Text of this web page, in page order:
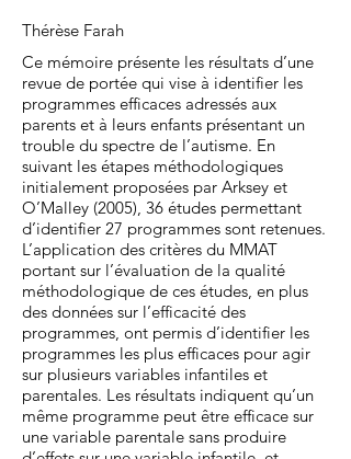
Thérèse Farah
Ce mémoire présente les résultats d’une
revue de portée qui vise à identifier les
programmes efficaces adressés aux
parents et à leurs enfants présentant un
trouble du spectre de l’autisme. En
suivant les étapes méthodologiques
initialement proposées par Arksey et
O’Malley (2005), 36 études permettant
d’identifier 27 programmes sont retenues.
L’application des critères du MMAT
portant sur l’évaluation de la qualité
méthodologique de ces études, en plus
des données sur l’efficacité des
programmes, ont permis d’identifier les
programmes les plus efficaces pour agir
sur plusieurs variables infantiles et
parentales. Les résultats indiquent qu’un
même programme peut être efficace sur
une variable parentale sans produire